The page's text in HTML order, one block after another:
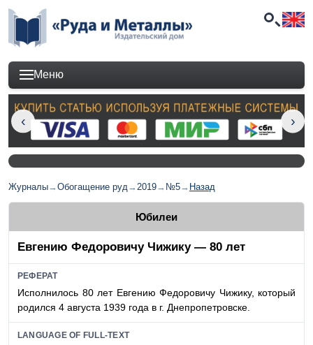
Меню
Журналы→Обогащение руд→2019→ №5→ Назад
Юбилеи
Евгению Федоровичу Чижику — 80 лет
РЕФЕРАТ
Исполнилось 80 лет Евгению Федоровичу Чижику, который
родился 4 августа 1939 года в г. Днепропетровске.
LANGUAGE OF FULL-TEXT